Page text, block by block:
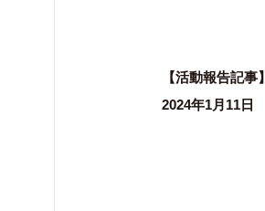
【活動報告記事】
2024年1月11日